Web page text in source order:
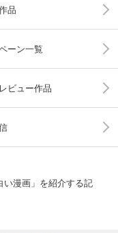
品
ーン一覧
ビュー作品
漫画」を紹介する記